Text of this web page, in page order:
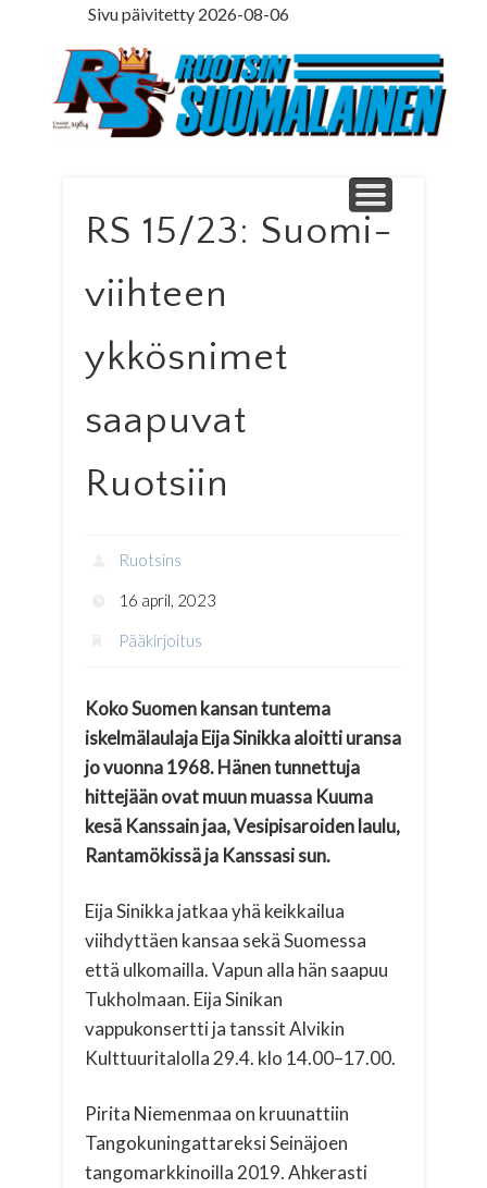
Sivu päivitetty 2026-08-06
ETUSIVU
PÄÄKIRJOITUS
MINNE MENNÄ
ILMOITUSOSASTO
LEHTITILAUS
NETTILEHTI
LEDARE PÅ SVENSKA
YHTEYSTIEDOT
RS 15/23: Suomi-
viihteen
ykkösnimet
saapuvat
Ruotsiin
Ruotsins
16 april, 2023
Pääkirjoitus
Koko Suomen kansan tuntema
iskelmälaulaja Eija Sinikka aloitti uransa
jo vuonna 1968. Hänen tunnettuja
hittejään ovat muun muassa Kuuma
kesä Kanssain jaa, Vesipisaroiden laulu,
Rantamökissä ja Kanssasi sun.
Eija Sinikka jatkaa yhä keikkailua
viihdyttäen kansaa sekä Suomessa
että ulkomailla. Vapun alla hän saapuu
Tukholmaan. Eija Sinikan
vappukonsertti ja tanssit Alvikin
Kulttuuritalolla 29.4. klo 14.00–17.00.
Pirita Niemenmaa on kruunattiin
Tangokuningattareksi Seinäjoen
tangomarkkinoilla 2019. Ahkerasti